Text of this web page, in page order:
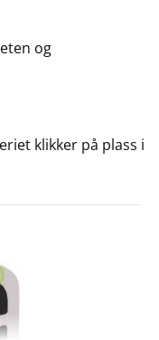
og
klikker på plass i